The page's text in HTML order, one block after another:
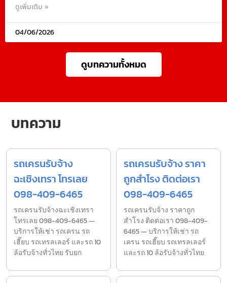
ดูเพิ่มเติม »
04/06/2026
ดูบทความทั้งหมด
บทความ
รถเครนรับจ้าง
ฉะเชิงเทรา โทรเลย
098-409-6465
รถเครนรับจ้างฉะเชิงเทรา
โทรเลย 098-409-6465 —
บริการให้เช่า รถเครน รถ
เฮี๊ยบ รถเทรลเลอร์ และรถ 10
ล้อรับจ้างทั่วไทย รับยก
รถเครนรับจ้าง ราคา
ถูกสำโรง ติดต่อเรา
098-409-6465
รถเครนรับจ้าง ราคาถูก
สำโรง ติดต่อเรา 098-409-
6465 — บริการให้เช่า รถ
เครน รถเฮี๊ยบ รถเทรลเลอร์
และรถ 10 ล้อรับจ้างทั่วไทย